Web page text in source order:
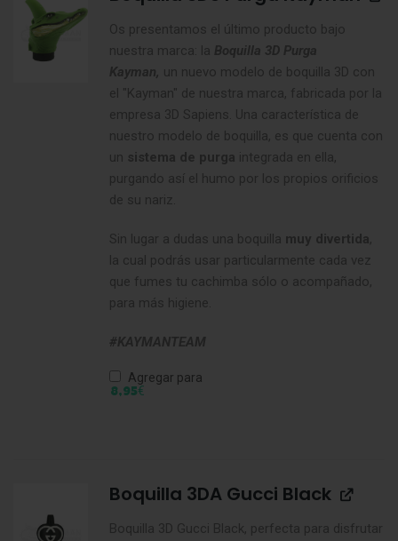
Os presentamos el último producto bajo
nuestra marca: la Boquilla 3D Purga
Kayman, un nuevo modelo de boquilla 3D con
el "Kayman" de nuestra marca, fabricada por la
empresa 3D Sapiens. Una característica de
nuestro modelo de boquilla, es que cuenta con
un sistema de purga integrada en ella,
purgando así el humo por los propios orificios
de su nariz.
Sin lugar a dudas una boquilla muy divertida,
la cual podrás usar particularmente cada vez
que fumes tu cachimba sólo o acompañado,
para más higiene.
#KAYMANTEAM
Agregar para
8,95€
Boquilla 3DA Gucci Black
Boquilla 3D Gucci Black, perfecta para disfrutar